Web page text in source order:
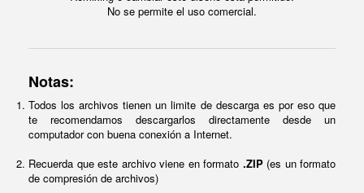
No se permite el uso comercial.
Notas:
Todos los archivos tienen un limite de descarga es por eso que
te recomendamos descargarlos directamente desde un
computador con buena conexión a Internet.
Recuerda que este archivo viene en formato .ZIP(es un formato
de compresión de archivos)